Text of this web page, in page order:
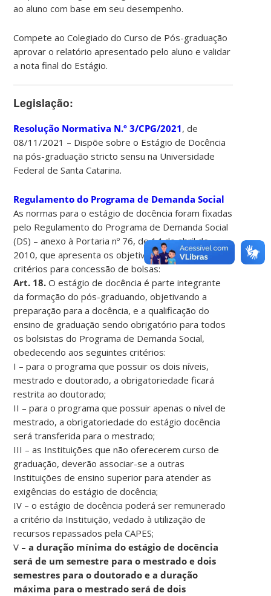
ao aluno com base em seu desempenho.
Compete ao Colegiado do Curso de Pós-graduação
aprovar o relatório apresentado pelo aluno e validar
a nota final do Estágio.
Legislação:
Resolução Normativa N.º 3/CPG/2021, de
08/11/2021 – Dispõe sobre o Estágio de Docência
na pós-graduação stricto sensu na Universidade
Federal de Santa Catarina.
Regulamento do Programa de Demanda Social
As normas para o estágio de docência foram fixadas
pelo Regulamento do Programa de Demanda Social
(DS) – anexo à Portaria nº 76, de 14 de abril de
2010, que apresenta os objetivos do Programa e
critérios para concessão de bolsas:
Art. 18. O estágio de docência é parte integrante
da formação do pós-graduando, objetivando a
preparação para a docência, e a qualificação do
ensino de graduação sendo obrigatório para todos
os bolsistas do Programa de Demanda Social,
obedecendo aos seguintes critérios:
I – para o programa que possuir os dois níveis,
mestrado e doutorado, a obrigatoriedade ficará
restrita ao doutorado;
II – para o programa que possuir apenas o nível de
mestrado, a obrigatoriedade do estágio docência
será transferida para o mestrado;
III – as Instituições que não oferecerem curso de
graduação, deverão associar-se a outras
Instituições de ensino superior para atender as
exigências do estágio de docência;
IV – o estágio de docência poderá ser remunerado
a critério da Instituição, vedado à utilização de
recursos repassados pela CAPES;
V –a duração mínima do estágio de docência
será de um semestre para o mestrado e dois
semestres para o doutorado e a duração
máxima para o mestrado será de dois